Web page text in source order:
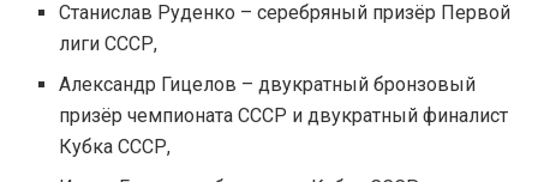
Станислав Руденко – серебряный призёр Первой
лиги СССР,
Александр Гицелов – двукратный бронзовый
призёр чемпионата СССР и двукратный финалист
Кубка СССР,